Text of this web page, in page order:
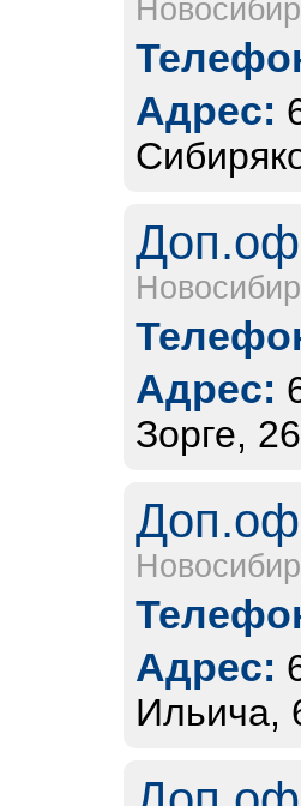
Адрес:
Адрес:
Зорге,
Адрес:
Ильича,